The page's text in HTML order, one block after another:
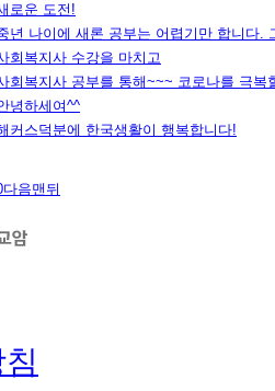
로운 도전!
년 나이에 새론 공부는 어렵기만 합니다
회복지사 수강을 마치고
회복지사 공부를 통해~~~ 코로나를 극복
녕하세여^^
커스덕분에 한국생활이 행복합니다!
다음맨뒤